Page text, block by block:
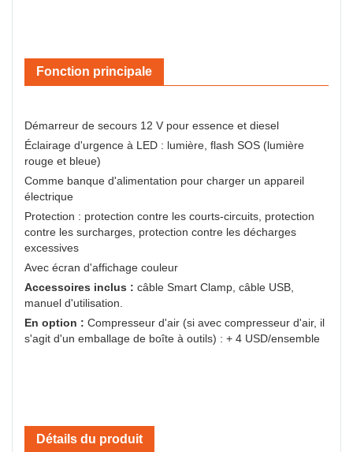
Fonction principale
Démarreur de secours 12 V pour essence et diesel
Éclairage d'urgence à LED : lumière, flash SOS (lumière
rouge et bleue)
Comme banque d'alimentation pour charger un appareil
électrique
Protection : protection contre les courts-circuits, protection
contre les surcharges, protection contre les décharges
excessives
Avec écran d'affichage couleur
Accessoires inclus : câble Smart Clamp, câble USB,
manuel d'utilisation.
En option : Compresseur d'air (si avec compresseur d'air, il
s'agit d'un emballage de boîte à outils) : + 4 USD/ensemble
Détails du produit